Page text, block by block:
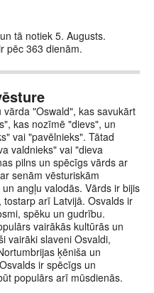
tā notiek 5. Augusts.
pēc 363 dienām.
"Oswald", kas savukārt
kas nozīmē "dievs", un
vai "pavēlnieks". Tātad
valdnieks" vai "dieva
pilns un spēcīgs vārds ar
senām vēsturiskām
angļu valodās. Vārds ir bijis
arī Latvijā. Osvalds ir
spēku un gudrību.
vairākās kultūrās un
vairāki slaveni Osvaldi,
ķēniša un
ir spēcīgs un
populārs arī mūsdienās.